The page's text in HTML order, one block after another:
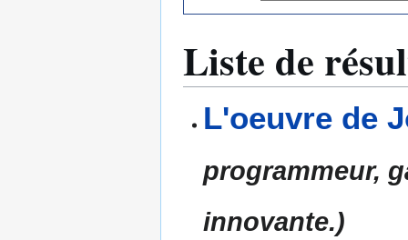
Liste de
L'oeuvre de
programmeur,
innovante.)